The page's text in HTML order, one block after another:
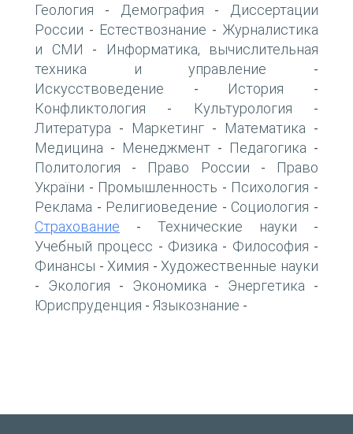
Геология - Демография -
Диссертации
России - Естествознание - Журналистика
и СМИ -
Информатика, вычислительная
техника и управление -
Искусствоведение - История -
Конфликтология - Культурология -
Литература - Маркетинг - Математика -
Медицина - Менеджмент - Педагогика -
Политология - Право России -
Право
України - Промышленность - Психология -
Реклама - Религиоведение - Социология -
Страхование - Технические науки -
Учебный процесс - Физика - Философия -
Финансы - Химия - Художественные науки
- Экология - Экономика - Энергетика -
Юриспруденция - Языкознание -